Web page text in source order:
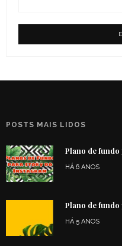
POSTS MAIS LIDOS
Plano de
HÁ 6 ANOS
Plano de
HÁ 5 ANOS